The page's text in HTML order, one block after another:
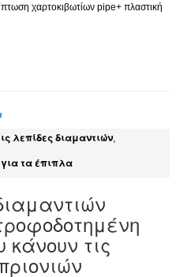
χαρτοκιβωτίων pipe+ πλαστική
λεπίδες διαμαντιών,
τα έπιπλα
τις